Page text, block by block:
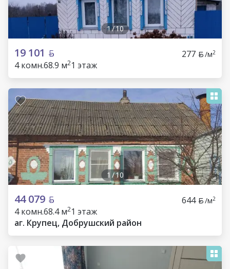
1/10
19 101 277 /м2
4 комн.68.9 м21 этаж
1 /10
44 079 644 /м2
4 комн.68.4 м21 этаж
аг. Крупец, Добрушский район